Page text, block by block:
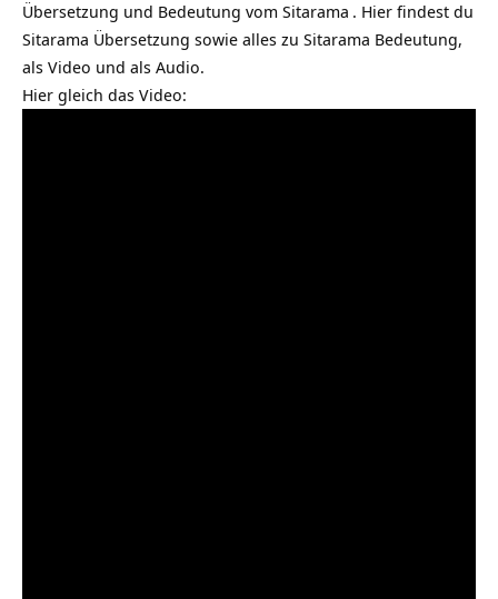
Übersetzung und Bedeutung vom Sitarama . Hier findest du
Sitarama Übersetzung sowie alles zu Sitarama Bedeutung,
als Video und als Audio.
Hier gleich das Video: